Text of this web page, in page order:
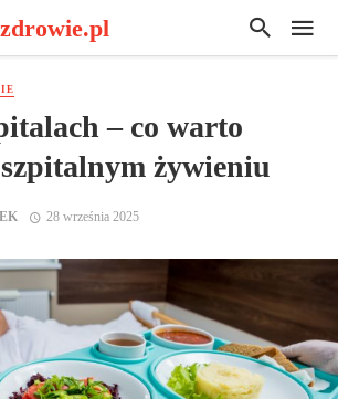
– co warto
żywieniu
28 września 2025